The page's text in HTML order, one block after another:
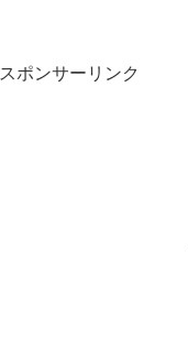
スポンサーリンク